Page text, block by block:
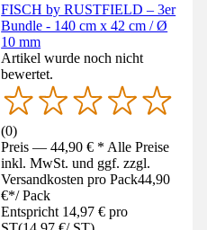
FISCH by RUSTFIELD – 3er
Bundle - 140 cm x 42 cm / Ø
10 mm
Artikel wurde noch nicht
bewertet.
(0)
Preis — 44,90 € * Alle Preise
inkl. MwSt. und ggf. zzgl.
Versandkosten pro Pack44,90
€*/ Pack
Entspricht 14,97 € pro